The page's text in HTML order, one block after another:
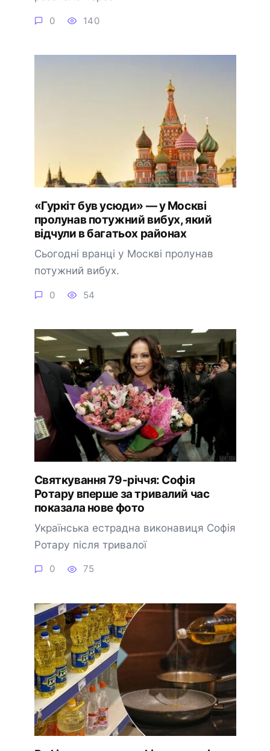
0 140
«Гуркіт був усюди» — у Москві
пролунав потужний вибух, який
відчули в багатьох районах
Сьогодні вранці у Москві пролунав
потужний вибух.
0 54
Святкування 79-річчя: Софія
Ротару вперше за тривалий час
показала нове фото
Українська естрадна виконавиця Софія
Ротару після тривалої
0 75